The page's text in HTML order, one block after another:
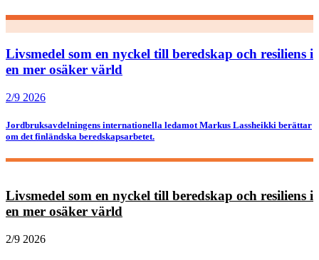
Livsmedel som en nyckel till beredskap och resiliens i
en mer osäker värld
2/9 2026
Jordbruksavdelningens internationella ledamot Markus Lassheikki berättar
om det finländska beredskapsarbetet.
Livsmedel som en nyckel till beredskap och resiliens i
en mer osäker värld
2/9 2026